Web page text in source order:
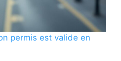
permis est valide en